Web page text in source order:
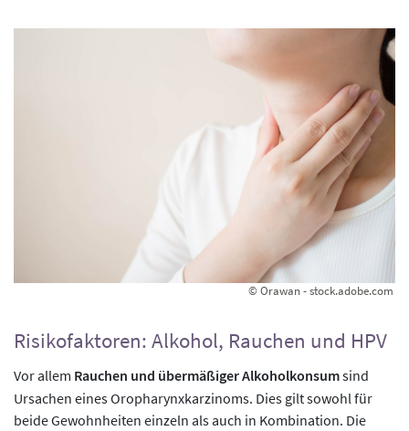
© Orawan - stock.adobe.com
Risikofaktoren: Alkohol, Rauchen und HPV
Vor allem Rauchen und übermäßiger Alkoholkonsumsind
Ursachen eines Oropharynxkarzinoms. Dies gilt sowohl für
beide Gewohnheiten einzeln als auch in Kombination. Die